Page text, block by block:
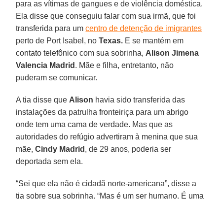
para as vítimas de gangues e de violência doméstica.
Ela disse que conseguiu falar com sua irmã, que foi
transferida para umcentro de detenção de imigrantes
perto de Port Isabel, noTexas. E se mantém em
contato telefônico com sua sobrinha, Alison Jimena
Valencia Madrid . Mãe e filha, entretanto, não
puderam se comunicar.
A tia disse que Alison havia sido transferida das
instalações da patrulha fronteiriça para um abrigo
onde tem uma cama de verdade. Mas que as
autoridades do refúgio advertiram à menina que sua
mãe,Cindy Madrid , de 29 anos, poderia ser
deportada sem ela.
“Sei que ela não é cidadã norte-americana”, disse a
tia sobre sua sobrinha. “Mas é um ser humano. É uma